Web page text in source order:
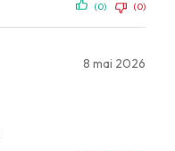
(0) (0)
8 mai 2026